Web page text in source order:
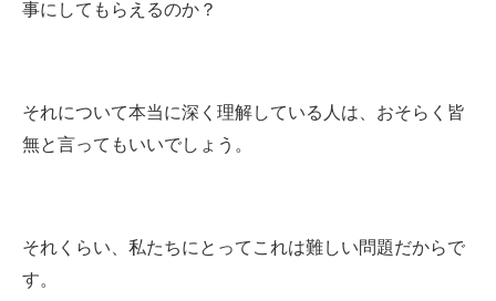
事にしてもらえるのか？
それについて本当に深く理解している人は、おそらく皆
無と言ってもいいでしょう。
それくらい、私たちにとってこれは難しい問題だからで
す。